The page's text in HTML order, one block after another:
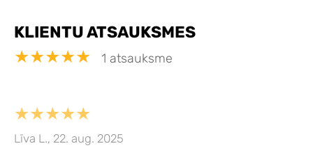
KLIENTU ATSAUKSMES
★★★★★ 1 atsauksme
★★★★★
Līva L., 22. aug. 2025